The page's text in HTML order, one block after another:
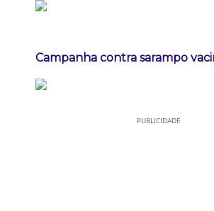
Campanha contra sarampo
PUBLICIDADE